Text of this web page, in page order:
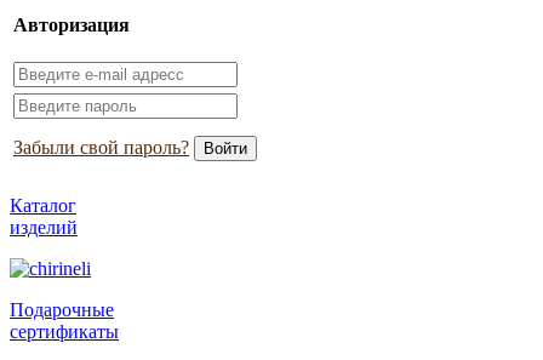
Авторизация
Забыли свой пароль?
Каталог
изделий
Подарочные
сертификаты